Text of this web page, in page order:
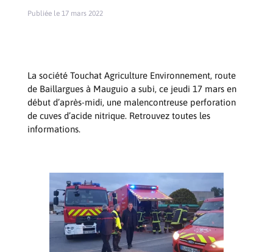
Publiée le 17 mars 2022
La société Touchat Agriculture Environnement, route
de Baillargues à Mauguio a subi, ce jeudi 17 mars en
début d’après-midi, une malencontreuse perforation
de cuves d’acide nitrique. Retrouvez toutes les
informations.